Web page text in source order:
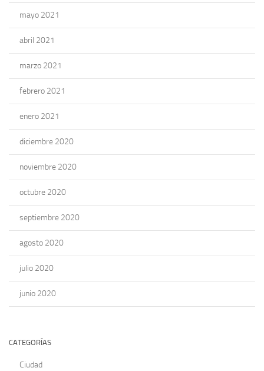
mayo 2021
abril 2021
marzo 2021
febrero 2021
enero 2021
diciembre 2020
noviembre 2020
octubre 2020
septiembre 2020
agosto 2020
julio 2020
junio 2020
CATEGORÍAS
Ciudad